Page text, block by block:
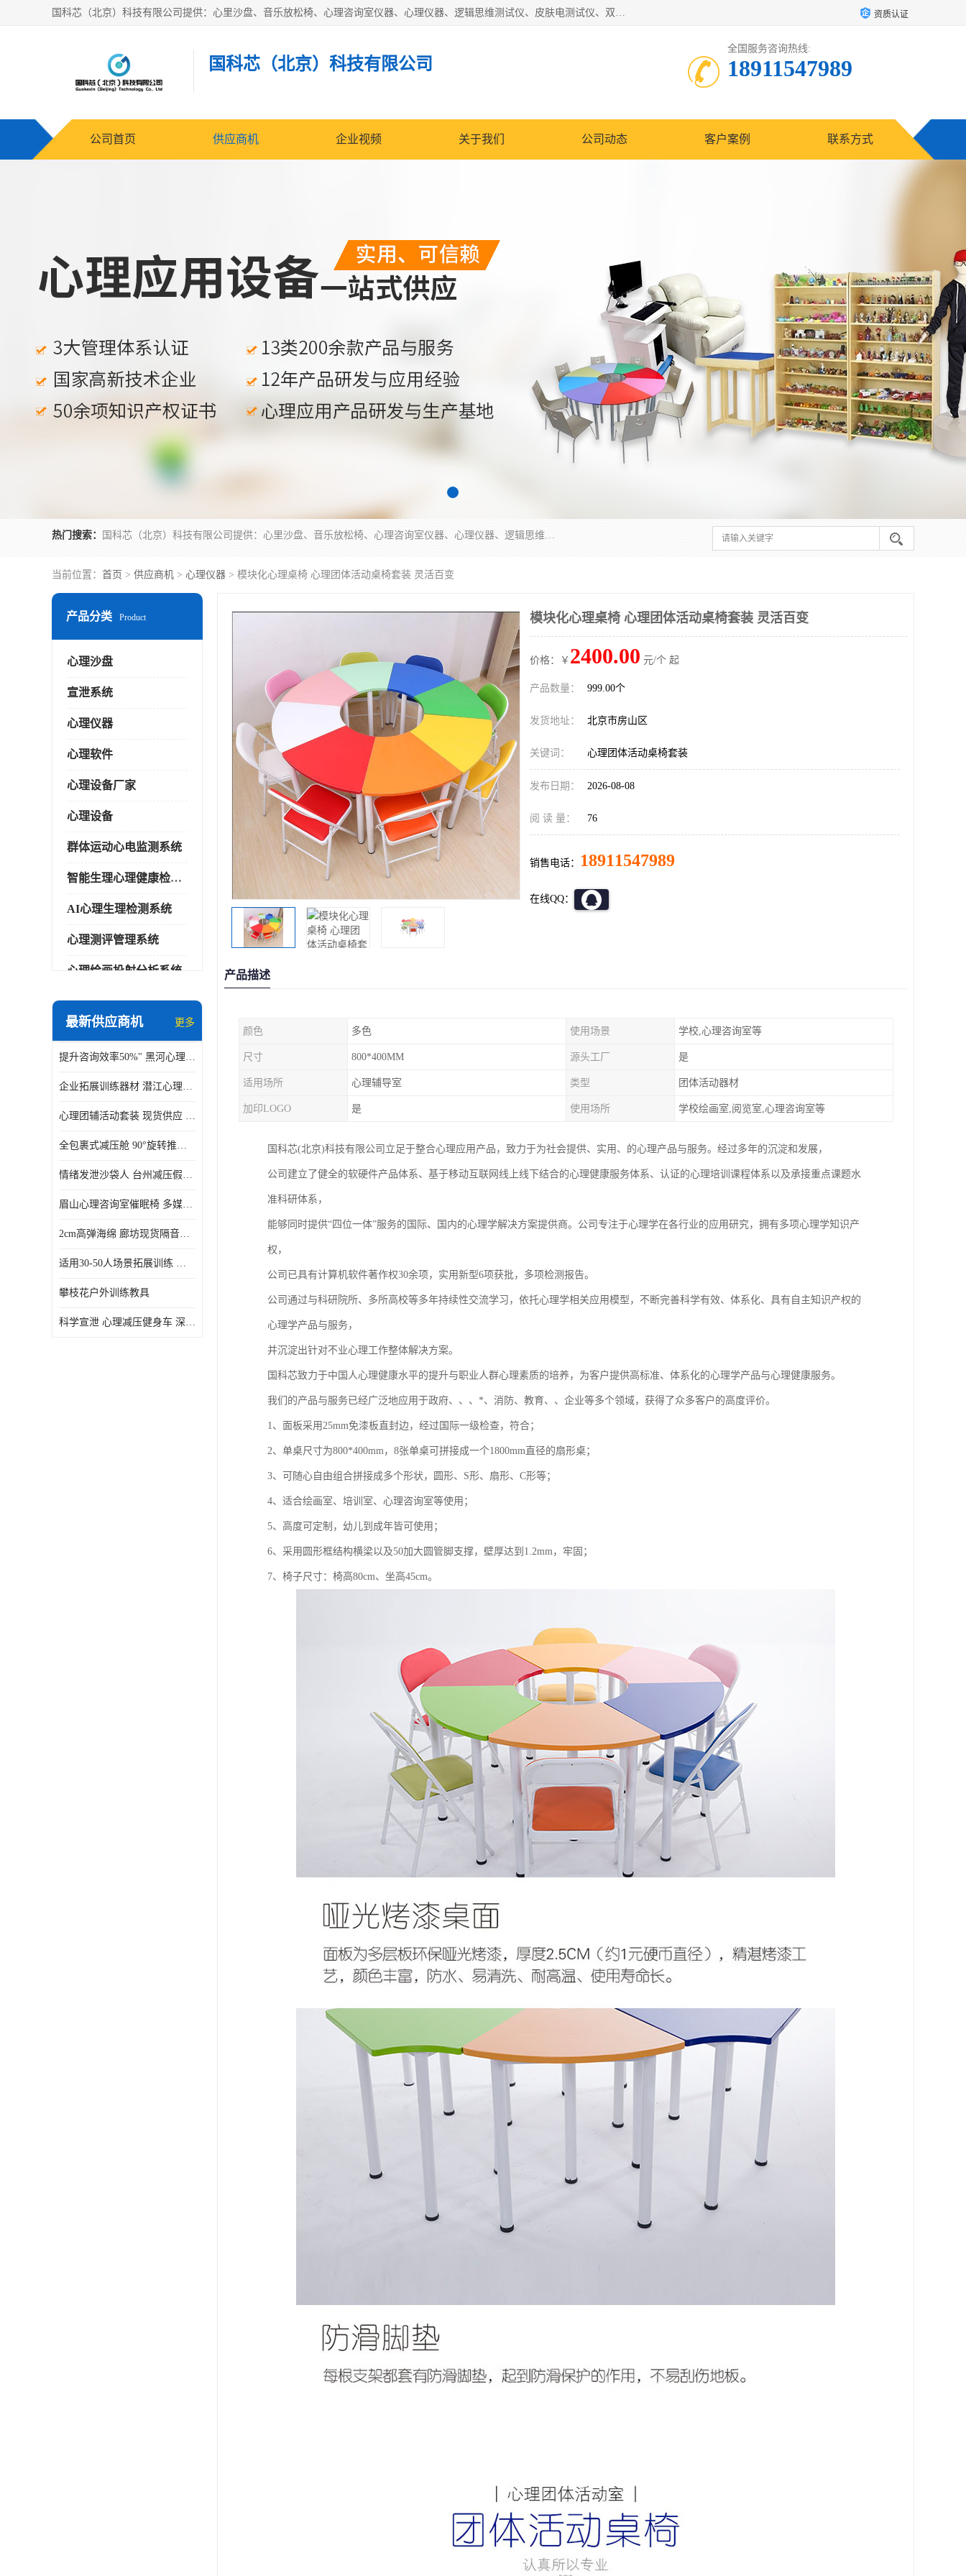
国科芯（北京）科技有限公司提供：心里沙盘、音乐放松椅、心理咨询室仪器、心理仪器、逻辑思维测试仪、皮肤电测试仪、双手协调器、双手协调测试仪、注意力集中测试仪等各种心理学仪器设备。 资质认证
国科芯（北京）科技有限公司
全国服务咨询热线:
18911547989
公司首页 供应商机 企业视频 关于我们 公司动态 客户案例 联系方式
热门搜索： 国科芯（北京）科技有限公司提供：心里沙盘、音乐放松椅、心理咨询室仪器、心理仪器、逻辑思维测试仪、皮肤电测试仪、双手协调器、双手协调测试仪、注意力集中测试仪等各种心理学仪器设备。
当前位置： 首页 > 供应商机 > 心理仪器 > 模块化心理桌椅 心理团体活动桌椅套装 灵活百变
产品分类 Product
心理沙盘
宣泄系统
心理仪器
心理软件
心理设备厂家
心理设备
群体运动心电监测系统
智能生理心理健康检测系统
AI心理生理检测系统
心理测评管理系统
心理绘画投射分析系统
可变速催眠放松催眠套件
智能反馈训练系统
便携式生物反馈仪
最新供应商机 更多
提升咨询效率50%" 黑河心理沙盘系统
企业拓展训练器材 潜江心理训练教具带音乐套装 适用30-50人场景拓展训练
心理团辅活动套装 现货供应 安徽便携式铝合金教具箱
全包裹式减压舱 90°旋转推车 济源身心反馈系统价格
情绪发泄沙袋人 台州减压假人带底座 环保硅胶一体成型
眉山心理咨询室催眠椅 多媒体疗愈
2cm高弹海绵 廊坊现货隔音宣泄墙
适用30-50人场景拓展训练 泰州社区活动心理训练教具 校园素质拓展工具箱
攀枝花户外训练教具
科学宣泄 心理减压健身车 深圳心理咨询室智能心理减压动感单车
模块化心理桌椅 心理团体活动桌椅套装 灵活百变
价格：￥ 2400.00 元/个 起
产品数量： 999.00个
发货地址： 北京市房山区
关键词： 心理团体活动桌椅套装
发布日期： 2026-08-08
阅 读 量： 76
销售电话： 18911547989
在线QQ：
产品描述
颜色 多色 使用场景 学校,心理咨询室等
尺寸 800*400MM 源头工厂 是
适用场所 心理辅导室 类型 团体活动器材
加印LOGO 是 使用场所 学校绘画室,阅览室,心理咨询室等
国科芯(北京)科技有限公司立足于整合心理应用产品，致力于为社会提供、实用、的心理产品与服务。经过多年的沉淀和发展，
公司建立了健全的软硬件产品体系、基于移动互联网线上线下结合的心理健康服务体系、认证的心理培训课程体系以及承接重点课题水
准科研体系，
能够同时提供“四位一体”服务的国际、国内的心理学解决方案提供商。公司专注于心理学在各行业的应用研究，拥有多项心理学知识产
权，
公司已具有计算机软件著作权30余项，实用新型6项获批，多项检测报告。
公司通过与科研院所、多所高校等多年持续性交流学习，依托心理学相关应用模型，不断完善科学有效、体系化、具有自主知识产权的
心理学产品与服务，
并沉淀出针对不业心理工作整体解决方案。
国科芯致力于中国人心理健康水平的提升与职业人群心理素质的培养，为客户提供高标准、体系化的心理学产品与心理健康服务。
我们的产品与服务已经广泛地应用于政府、、、*、消防、教育、、企业等多个领域，获得了众多客户的高度评价。
1、面板采用25mm免漆板直封边，经过国际一级检查，符合；
2、单桌尺寸为800*400mm，8张单桌可拼接成一个1800mm直径的扇形桌；
3、可随心自由组合拼接成多个形状，圆形、S形、扇形、C形等；
4、适合绘画室、培训室、心理咨询室等使用；
5、高度可定制，幼儿到成年皆可使用；
6、采用圆形框结构横梁以及50加大圆管脚支撑，壁厚达到1.2mm，牢固；
7、椅子尺寸：椅高80cm、坐高45cm。